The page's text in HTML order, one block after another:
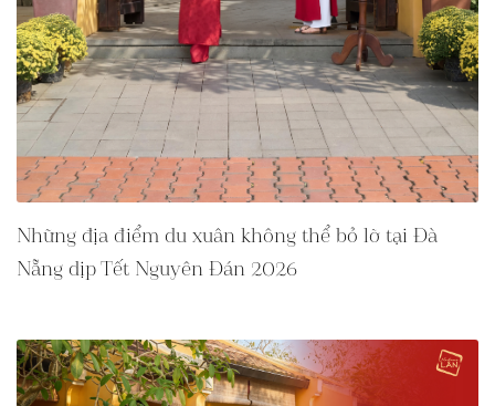
Những địa điểm du xuân không thể bỏ lỡ tại Đà
Nẵng dịp Tết Nguyên Đán 2026